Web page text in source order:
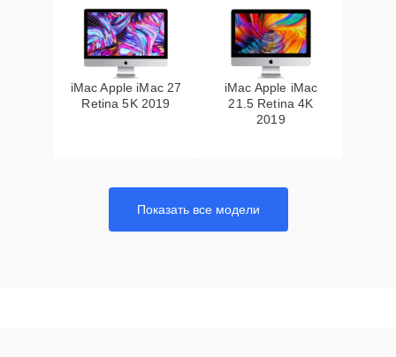
iMac Apple iMac 27
Retina 5K 2019
iMac Apple iMac
21.5 Retina 4K
2019
Показать все модели